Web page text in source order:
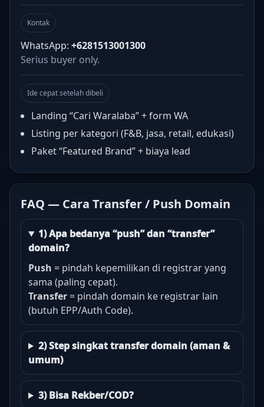
Kontak
WhatsApp: +6281513001300
Serius buyer only.
Ide cepat setelah dibeli
Landing “Cari Waralaba” + form WA
Listing per kategori (F&B, jasa, retail, edukasi)
Paket “Featured Brand” + biaya lead
FAQ — Cara Transfer / Push Domain
1) Apa bedanya “push” dan “transfer”
domain?
Push = pindah kepemilikan di registrar yang
sama (paling cepat).
Transfer = pindah domain ke registrar lain
(butuh EPP/Auth Code).
2) Step singkat transfer domain (aman &
umum)
3) Bisa Rekber/COD?